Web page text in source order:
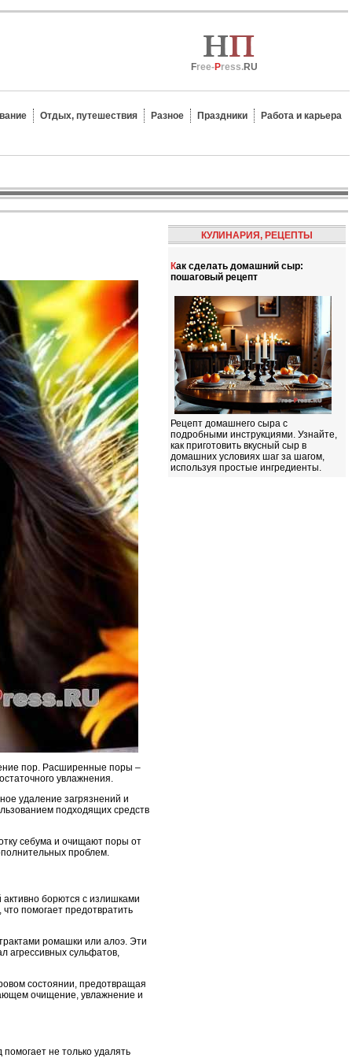
Free-Press.RU
Отдых, путешествия Разное Праздники Работа и карьера
пор. Расширенные поры –
увлажнения.
удаление загрязнений и
подходящих средств
себума и очищают поры от
проблем.
борются с излишками
помогает предотвратить
ромашки или алоэ. Эти
агрессивных сульфатов,
состоянии, предотвращая
очищение, увлажнение и
не только удалять
КУЛИНАРИЯ, РЕЦЕПТЫ
Как сделать домашний сыр:
пошаговый рецепт
Рецепт домашнего сыра с
подробными инструкциями. Узнайте,
как приготовить вкусный сыр в
домашних условиях шаг за шагом,
используя простые ингредиенты.